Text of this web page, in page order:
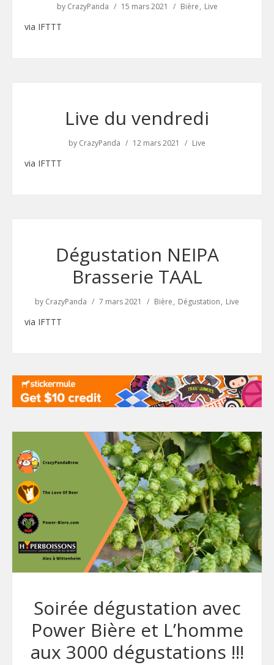
by CrazyPanda 15 mars 2021 Bière Live
via IFTTT
Live du vendredi
by CrazyPanda 12 mars 2021 Live
via IFTTT
Dégustation NEIPA
Brasserie TAAL
by CrazyPanda 7 mars 2021 Bière Dégustation Live
via IFTTT
Soirée dégustation avec
Power Bière et L’homme
aux 3000 dégustations !!!